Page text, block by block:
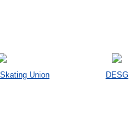
Union DESG